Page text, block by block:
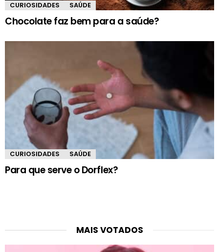
CURIOSIDADES SAÚDE
Chocolate faz bem para a saúde?
CURIOSIDADES SAÚDE
Para que serve o Dorflex?
MAIS VOTADOS